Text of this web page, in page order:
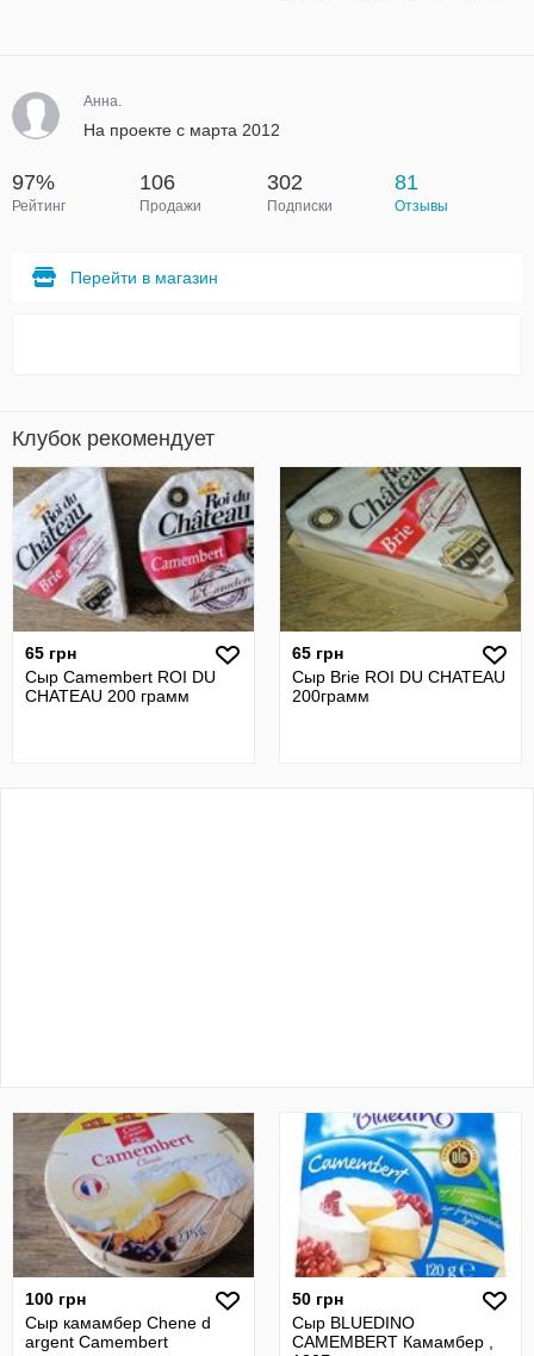
Анна.
На проекте с марта 2012
97%
Рейтинг
106
Продажи
302
Подписки
81
Отзывы
Перейти в магазин
Клубок рекомендует
65 грн
Сыр Camembert ROI DU
CHATEAU 200 грамм
65 грн
Сыр Brie ROI DU CHATEAU
200грамм
100 грн
Сыр камамбер Chene d
argent Camembert
50 грн
Сыр BLUEDINO
CAMEMBERT Камамбер ,